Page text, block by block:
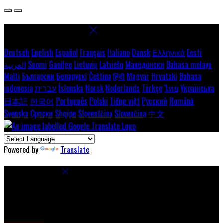
Deutsch English Español Français Italiano Dansk Ελληνικά Eesti
العربية Suomi Gaeilge Lietuvių Latviešu Македонски Bahasa melayu
Malti Български Беларускі Čeština हिंदी Magyar Hrvatski Bahasa
indonesia עברית Íslenska Norsk Nederlands Türkçeไทย Українська
日本語 한국어 Português Polski Tiếng việt Русский Română
Svenska Српски Shqipe Slovenščina Slovenčina 中文
Powered by Translate